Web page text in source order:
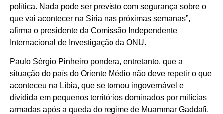
política. Nada pode ser previsto com segurança sobre o
que vai acontecer na Síria nas próximas semanas”,
afirma o presidente da Comissão Independente
Internacional de Investigação da ONU.
Paulo Sérgio Pinheiro pondera, entretanto, que a
situação do país do Oriente Médio não deve repetir o que
aconteceu na Líbia, que se tornou ingovernável e
dividida em pequenos territórios dominados por milícias
armadas após a queda do regime de Muammar Gaddafi,